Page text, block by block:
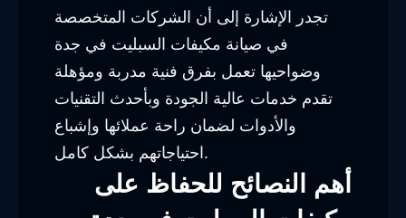
تجدر الإشارة إلى أن الشركات المتخصصة
في صيانة مكيفات السبليت في جدة
وضواحيها تعمل بفرق فنية مدربة ومؤهلة
تقدم خدمات عالية الجودة وبأحدث التقنيات
والأدوات لضمان راحة عملائها وإشباع
احتياجاتهم بشكل كامل.
أهم النصائح للحفاظ على